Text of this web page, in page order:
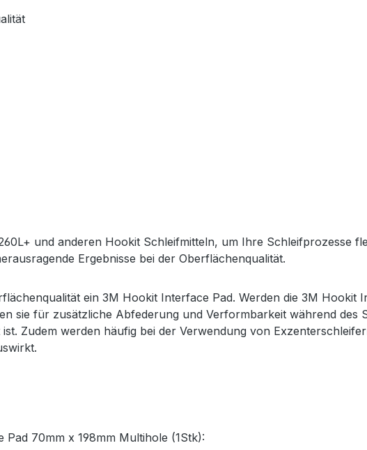
und anderen Hookit Schleifmitteln, um Ihre Schleifprozesse
Ergebnisse bei der Oberflächenqualität.
ein 3M Hookit Interface Pad. Werden die 3M Hookit
sie für zusätzliche Abfederung und Verformbarkeit während des
Zudem werden häufig bei der Verwendung von
70mm x 198mm Multihole (1Stk):